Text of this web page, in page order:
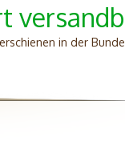
in der